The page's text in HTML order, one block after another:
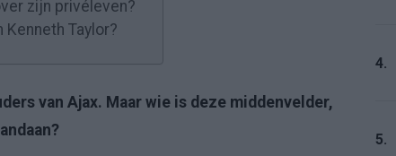
zijn privéleven?
Taylor?
van Ajax. Maar wie is deze middenvelder,
4.
5.